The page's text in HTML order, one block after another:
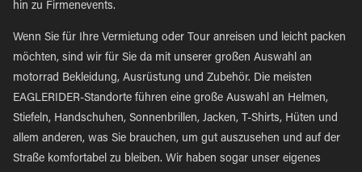
hin zu Firmenevents.
Wenn Sie für Ihre Vermietung oder Tour anreisen und leicht packen
möchten, sind wir für Sie da mit unserer großen Auswahl an
motorrad Bekleidung, Ausrüstung und Zubehör. Die meisten
EAGLERIDER-Standorte führen eine große Auswahl an Helmen,
Stiefeln, Handschuhen, Sonnenbrillen, Jacken, T-Shirts, Hüten und
allem anderen, was Sie brauchen, um gut auszusehen und auf der
Straße komfortabel zu bleiben. Wir haben sogar unser eigenes